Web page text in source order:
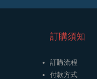
訂購須知
訂購流程
​付款方式